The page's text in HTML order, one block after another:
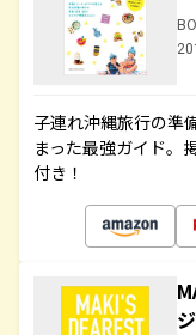
子連れ沖縄旅行の準
まった最強ガイド。
付き！